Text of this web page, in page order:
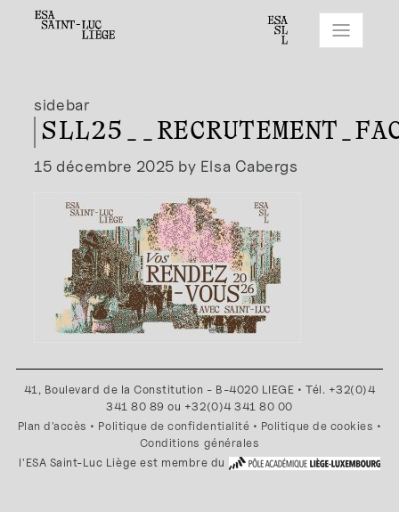
sidebar
15 décembre 2025 by Elsa Cabergs
41, Boulevard de la Constitution - B-4020 LIEGE • Tél. +32(0)4
341 80 89 ou +32(0)4 341 80 00
Plan d'accès • Politique de confidentialité • Politique de cookies •
Conditions générales
l'ESA Saint-Luc Liège est membre du